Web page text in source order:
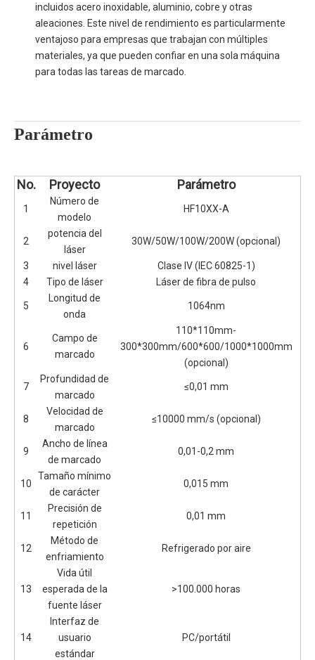
incluidos acero inoxidable, aluminio, cobre y otras
aleaciones. Este nivel de rendimiento es particularmente
ventajoso para empresas que trabajan con múltiples
materiales, ya que pueden confiar en una sola máquina
para todas las tareas de marcado.
Parámetro
No. Proyecto Parámetro
1
Número de
modelo
HF10XX-A
2
potencia del
láser
30W/50W/100W/200W (opcional)
3 nivel láser
Clase IV (IEC 60825-1)
4
Tipo de láser Láser de fibra de pulso
5
Longitud de
onda
1064nm
6
Campo de
marcado
110*110mm-
300*300mm/600*600/1000*1000mm
(opcional)
7
Profundidad de
marcado
≤0,01 mm
8
Velocidad de
marcado
≤10000 mm/s (opcional)
9
Ancho de línea
de marcado
0,01-0,2 mm
10
Tamaño mínimo
de carácter
0,015 mm
11
Precisión de
repetición
0,01 mm
12
Método de
enfriamiento
Refrigerado por aire
13
Vida útil
esperada de la
fuente láser
>100.000 horas
14
Interfaz de
usuario
estándar
PC/portátil